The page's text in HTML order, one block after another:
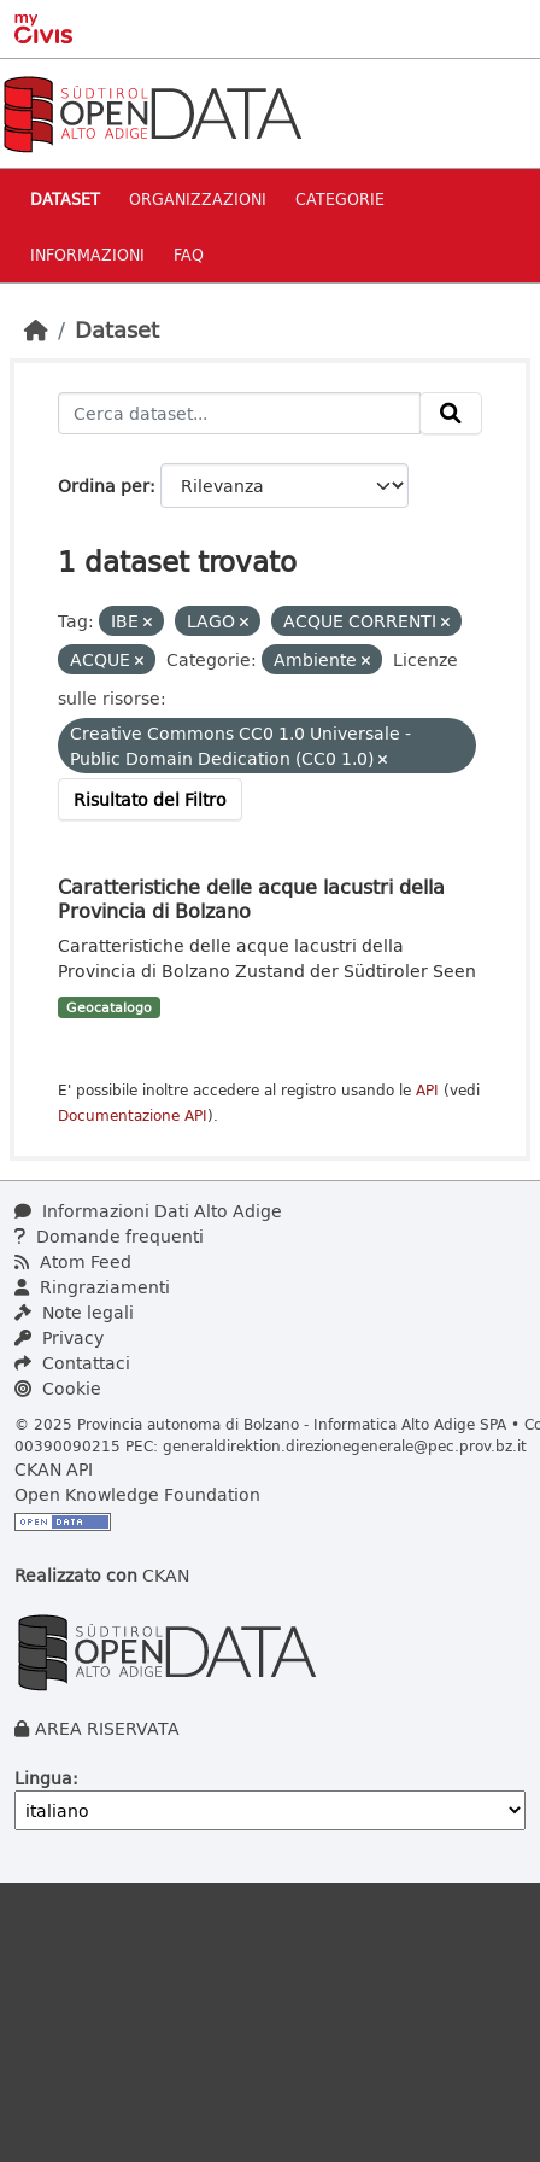
Skip to main content
DATASET ORGANIZZAZIONI CATEGORIE
INFORMAZIONI FAQ
Dataset
Ordina per
1 dataset trovato
Tag: IBE LAGO
ACQUE CORRENTI
ACQUE
Categorie: Ambiente
Licenze
sulle risorse:
Creative Commons CC0 1.0 Universale -
Public Domain Dedication (CC0 1.0)
Risultato del Filtro
Caratteristiche delle acque lacustri della
Provincia di Bolzano
Caratteristiche delle acque lacustri della
Provincia di Bolzano Zustand der Südtiroler Seen
Geocatalogo
E' possibile inoltre accedere al registro usando le API (vedi
Documentazione API).
Informazioni Dati Alto Adige
Domande frequenti
Atom Feed
Ringraziamenti
Note legali
Privacy
Contattaci
Cookie
© 2025 Provincia autonoma di Bolzano - Informatica Alto Adige SPA •
00390090215 PEC: generaldirektion.direzionegenerale@pec.prov.bz.it
CKAN API
Open Knowledge Foundation
Realizzato conCKAN
AREA RISERVATA
Lingua